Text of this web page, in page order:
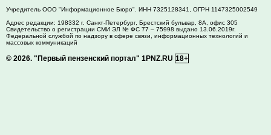
Учредитель ООО "Информационное Бюро". ИНН 7325128341, ОГРН 1147325002549
Адрес редакции: 198332 г. Санкт-Петербург, Брестский бульвар, 8А, офис 305
Свидетельство о регистрации СМИ ЭЛ № ФС 77 – 75998 выдано 13.06.2019г.
Федеральной службой по надзору в сфере связи, информационных технологий и
массовых коммуникаций
© 2026. "Первый пензенский портал" 1PNZ.RU 18+